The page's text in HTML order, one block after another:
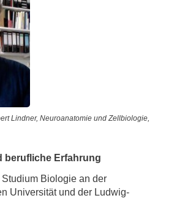
Lindner, Neuroanatomie und Zellbiologie,
berufliche Erfahrung
Studium Biologie an der
Universität und der Ludwig-